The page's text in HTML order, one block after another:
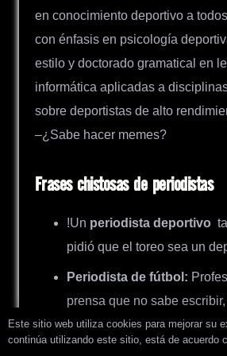
en conocimiento deportivo a
con énfasis en psicología
estilo y doctorado gramatical en
informática aplicadas a
sobre deportistas de alto
–¿ Sabe hacer memes?
Frases chistosas de periodistas
!Un periodista deportivo
pidió que el toreo sea un
Periodista de fútbol:
prensa que no sabe
muchas entrevistas a gente
hablar, y las escribe para
Este sitio web utiliza cookies para mejorar su
continúa utilizando este sitio, está de acuerdo